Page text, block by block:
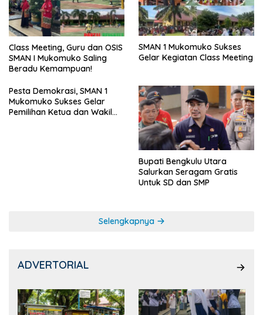
Class Meeting, Guru dan OSIS
SMAN I Mukomuko Saling
Beradu Kemampuan!
SMAN 1 Mukomuko Sukses
Gelar Kegiatan Class Meeting
Pesta Demokrasi, SMAN 1
Mukomuko Sukses Gelar
Pemilihan Ketua dan Wakil
Bupati Bengkulu Utara
Salurkan Seragam Gratis
Untuk SD dan SMP
Selengkapnya
ADVERTORIAL